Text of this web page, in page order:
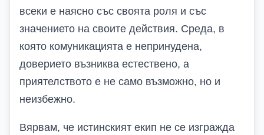
всеки е наясно със своята роля и със
значението на своите действия. Среда, в
която комуникацията е непринудена,
доверието възниква естествено, а
приятелството е не само възможно, но и
неизбежно.
Вярвам, че истинският екип не се изгражда